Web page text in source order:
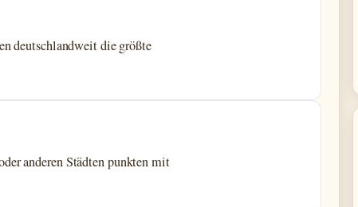
deutschlandweit die größte
anderen Städten punkten mit